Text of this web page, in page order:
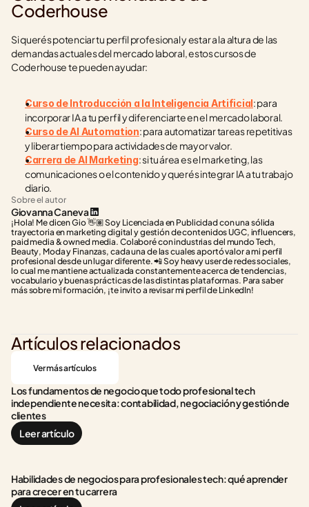
Coderhouse
Si querés potenciar tu perfil profesional y estar a la altura de las
demandas actuales del mercado laboral, estos cursos de
Coderhouse te pueden ayudar:
Curso de Introducción a la Inteligencia Artificial: para
incorporar IA a tu perfil y diferenciarte en el mercado laboral.
Curso de AI Automation: para automatizar tareas repetitivas
y liberar tiempo para actividades de mayor valor.
Carrera de AI Marketing: si tu área es el marketing, las
comunicaciones o el contenido y querés integrar IA a tu trabajo
diario.
Sobre el autor
Giovanna Caneva
¡Hola! Me dicen Gio 👋🏽 Soy Licenciada en Publicidad con una sólida
trayectoria en marketing digital y gestión de contenidos UGC, influencers,
paid media & owned media. Colaboré con industrias del mundo Tech,
Beauty, Moda y Finanzas, cada una de las cuales aportó valor a mi perfil
profesional desde un lugar diferente. 📲 Soy heavy user de redes sociales,
lo cual me mantiene actualizada constantemente acerca de tendencias,
vocabulario y buenas prácticas de las distintas plataformas. Para saber
más sobre mi formación, ¡te invito a revisar mi perfil de LinkedIn!
Artículos relacionados
Ver más artículos
Los fundamentos de negocio que todo profesional tech
independiente necesita: contabilidad, negociación y gestión de
clientes
Leer artículo
Habilidades de negocios para profesionales tech: qué aprender
para crecer en tu carrera